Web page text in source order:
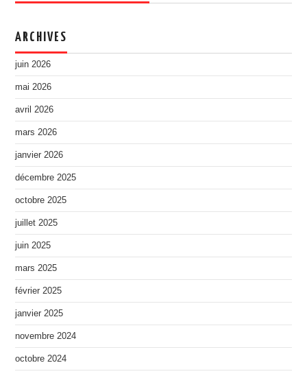
ARCHIVES
juin 2026
mai 2026
avril 2026
mars 2026
janvier 2026
décembre 2025
octobre 2025
juillet 2025
juin 2025
mars 2025
février 2025
janvier 2025
novembre 2024
octobre 2024